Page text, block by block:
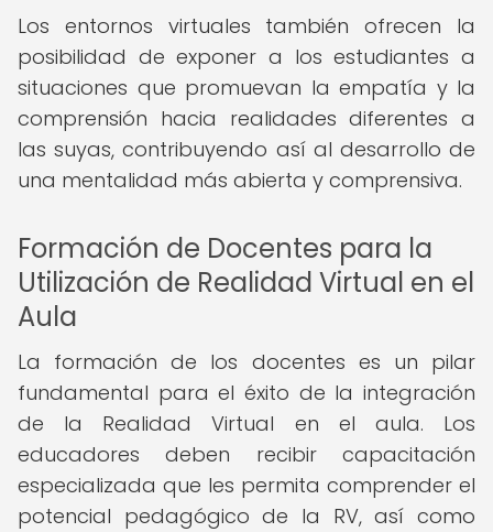
Los entornos virtuales también ofrecen la
posibilidad de exponer a los estudiantes a
situaciones que promuevan la empatía y la
comprensión hacia realidades diferentes a
las suyas, contribuyendo así al desarrollo de
una mentalidad más abierta y comprensiva.
Formación de Docentes para la
Utilización de Realidad Virtual en el
Aula
La formación de los docentes es un pilar
fundamental para el éxito de la integración
de la Realidad Virtual en el aula. Los
educadores deben recibir capacitación
especializada que les permita comprender el
potencial pedagógico de la RV, así como